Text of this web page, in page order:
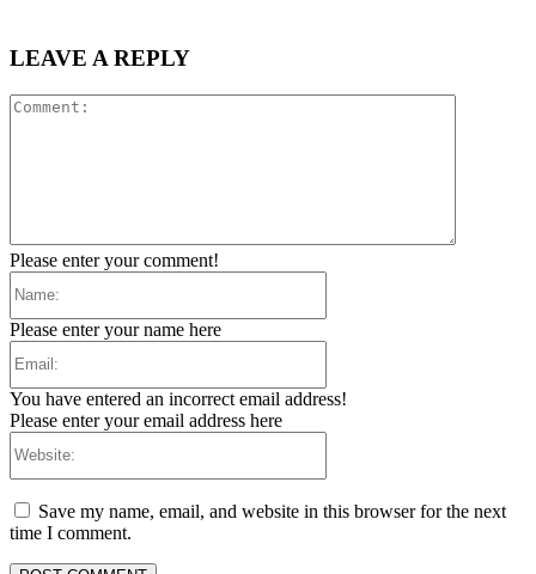
LEAVE A REPLY
Please enter your comment!
Please enter your name here
You have entered an incorrect email address!
Please enter your email address here
Save my name, email, and website in this browser for the next
time I comment.